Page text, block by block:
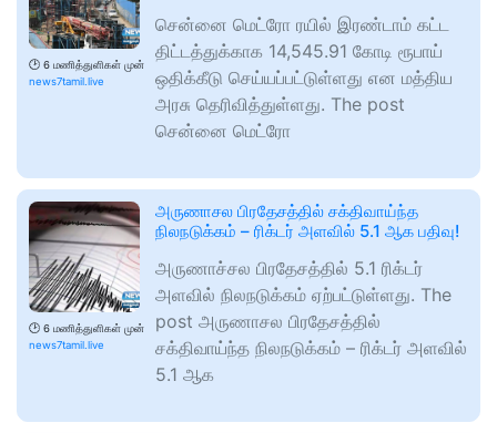
🕑 6 மணித்துளிகள் முன்
news7tamil.live
சென்னை மெட்ரோ ரயில் இரண்டாம் கட்ட
திட்டத்துக்காக 14,545.91 கோடி ரூபாய்
ஒதிக்கீடு செய்யப்பட்டுள்ளது என மத்திய
அரசு தெரிவித்துள்ளது. The post
சென்னை மெட்ரோ
🕑 6 மணித்துளிகள் முன்
news7tamil.live
அருணாசல பிரதேசத்தில் சக்திவாய்ந்த
நிலநடுக்கம் – ரிக்டர் அளவில் 5.1 ஆக பதிவு!
அருணாச்சல பிரதேசத்தில் 5.1 ரிக்டர்
அளவில் நிலநடுக்கம் ஏற்பட்டுள்ளது. The
post அருணாசல பிரதேசத்தில்
சக்திவாய்ந்த நிலநடுக்கம் – ரிக்டர் அளவில்
5.1 ஆக